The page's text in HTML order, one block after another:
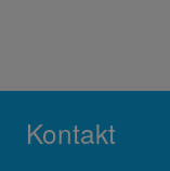
Kontakt